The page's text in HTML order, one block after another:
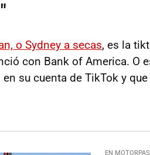
o Sydney a secas, es la
con Bank of America. O
su cuenta de TikTok y
EN